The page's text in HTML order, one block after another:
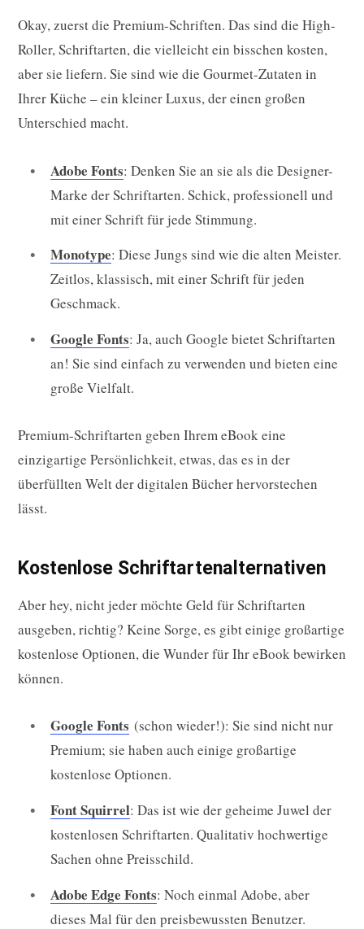
Okay, zuerst die Premium-Schriften. Das sind die High-
Roller, Schriftarten, die vielleicht ein bisschen kosten,
aber sie liefern. Sie sind wie die Gourmet-Zutaten in
Ihrer Küche – ein kleiner Luxus, der einen großen
Unterschied macht.
Adobe Fonts: Denken Sie an sie als die Designer-
Marke der Schriftarten. Schick, professionell und
mit einer Schrift für jede Stimmung.
Monotype: Diese Jungs sind wie die alten Meister.
Zeitlos, klassisch, mit einer Schrift für jeden
Geschmack.
Google Fonts: Ja, auch Google bietet Schriftarten
an! Sie sind einfach zu verwenden und bieten eine
große Vielfalt.
Premium-Schriftarten geben Ihrem eBook eine
einzigartige Persönlichkeit, etwas, das es in der
überfüllten Welt der digitalen Bücher hervorstechen
lässt.
Kostenlose Schriftartenalternativen
Aber hey, nicht jeder möchte Geld für Schriftarten
ausgeben, richtig? Keine Sorge, es gibt einige großartige
kostenlose Optionen, die Wunder für Ihr eBook bewirken
können.
Google Fonts (schon wieder!): Sie sind nicht nur
Premium; sie haben auch einige großartige
kostenlose Optionen.
Font Squirrel: Das ist wie der geheime Juwel der
kostenlosen Schriftarten. Qualitativ hochwertige
Sachen ohne Preisschild.
Adobe Edge Fonts: Noch einmal Adobe, aber
dieses Mal für den preisbewussten Benutzer.